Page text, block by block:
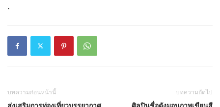
.
บทความก่อนหน้านี้
ส่งเสริมการท่องเที่ยวบรรยากาศ
บทความถัดไป
ศิลปินชื่อดังมอบภาพเขียนสี